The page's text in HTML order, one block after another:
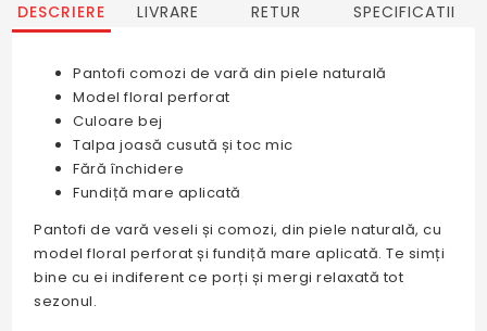
DESCRIERE LIVRARE RETUR SPECIFICATII
Pantofi comozi de vară din piele naturală
Model floral perforat
Culoare bej
Talpa joasă cusută și toc mic
Fără închidere
Fundiță mare aplicată
Pantofi de vară veseli și comozi, din piele naturală, cu
model floral perforat și fundiță mare aplicată. Te simți
bine cu ei indiferent ce porți și mergi relaxată tot
sezonul.